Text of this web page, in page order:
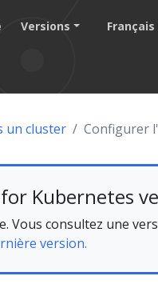
Versions
un cluster Configurer
Kubernetes
Vous consultez une
version.